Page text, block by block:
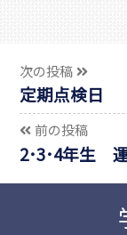
次の投稿
定期点検日
前の投稿
2･3･4年生